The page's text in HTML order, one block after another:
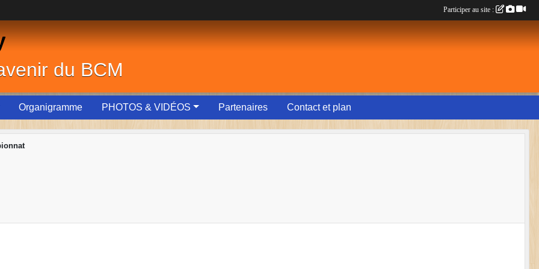
du BCM
Organigramme PHOTOS & VIDÉOS Partenaires Contact et plan
Participer au site :